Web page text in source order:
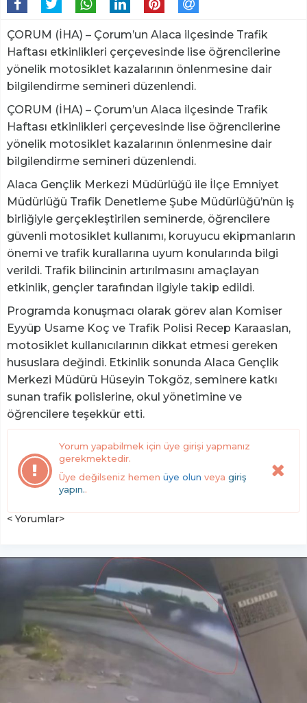
ÇORUM (İHA) – Çorum’un Alaca ilçesinde Trafik
Haftası etkinlikleri çerçevesinde lise öğrencilerine
yönelik motosiklet kazalarının önlenmesine dair
bilgilendirme semineri düzenlendi.
ÇORUM (İHA) – Çorum’un Alaca ilçesinde Trafik
Haftası etkinlikleri çerçevesinde lise öğrencilerine
yönelik motosiklet kazalarının önlenmesine dair
bilgilendirme semineri düzenlendi.
Alaca Gençlik Merkezi Müdürlüğü ile İlçe Emniyet
Müdürlüğü Trafik Denetleme Şube Müdürlüğü’nün iş
birliğiyle gerçekleştirilen seminerde, öğrencilere
güvenli motosiklet kullanımı, koruyucu ekipmanların
önemi ve trafik kurallarına uyum konularında bilgi
verildi. Trafik bilincinin artırılmasını amaçlayan
etkinlik, gençler tarafından ilgiyle takip edildi.
Programda konuşmacı olarak görev alan Komiser
Eyyüp Usame Koç ve Trafik Polisi Recep Karaaslan,
motosiklet kullanıcılarının dikkat etmesi gereken
hususlara değindi. Etkinlik sonunda Alaca Gençlik
Merkezi Müdürü Hüseyin Tokgöz, seminere katkı
sunan trafik polislerine, okul yönetimine ve
öğrencilere teşekkür etti.
Yorum yapabilmek için üye girişi yapmanız
gerekmektedir.
Üye değilseniz hemen üye olun veya giriş
yapın..
< Yorumlar>